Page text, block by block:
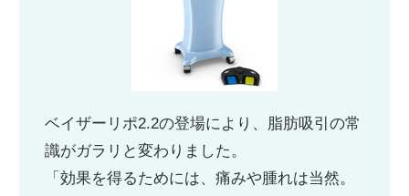
ベイザーリポ2.2の登場により、脂肪吸引の常
識がガラリと変わりました。
「効果を得るためには、痛みや腫れは当然。